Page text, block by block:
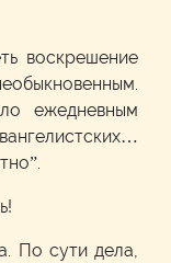
воскрешение
ежедневным
По сути дела,